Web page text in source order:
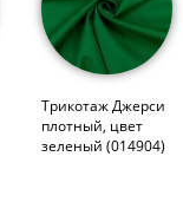
Трикотаж Джерси
плотный, цвет
зеленый (014904)